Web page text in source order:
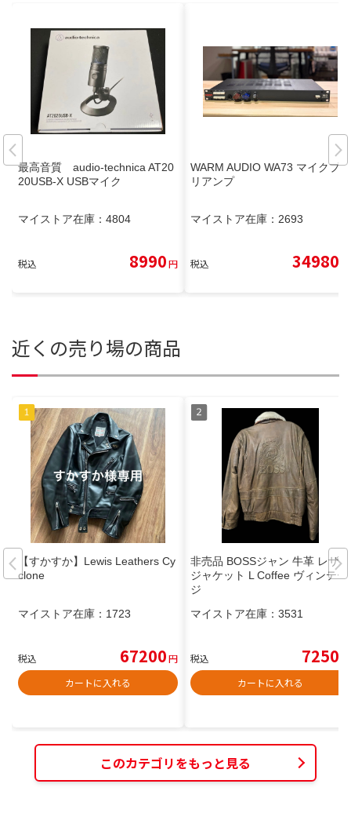
最高音質 audio-technica AT20
20USB-X USBマイク
マイストア在庫： 4804
税込 8990円
WARM AUDIO WA73 マイクプ
リアンプ
マイストア在庫： 2693
税込 34980
近くの売り場の商品
【すかすか】Lewis Leathers Cy
clone
マイストア在庫： 1723
税込 67200円
カートに入れる
非売品 BOSSジャン 牛革 レザー
ジャケット L Coffee ヴィンテー
ジ
マイストア在庫： 3531
税込 7250
カートに入れる
このカテゴリをもっと見る